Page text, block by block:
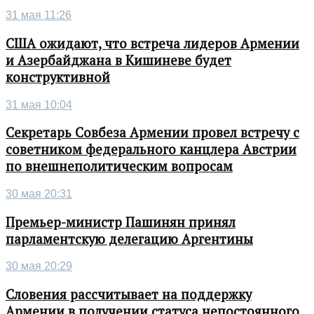
31 мая 11:26
США ожидают, что встреча лидеров Армении
и Азербайджана в Кишиневе будет
конструктивной
31 мая 10:04
Секретарь Совбеза Армении провел встречу с
советником федерального канцлера Австрии
по внешнеполитическим вопросам
30 мая 20:31
Премьер-министр Пашинян принял
парламентскую делегацию Аргентины
30 мая 20:29
Словения рассчитывает на поддержку